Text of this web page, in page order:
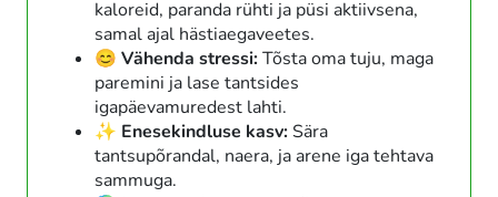
kaloreid, paranda rühti ja püsi aktiivsena,
samal ajal hästiaegaveetes.
😊 Vähenda stressi:Tõsta oma tuju, maga
paremini ja lase tantsides
igapäevamuredest lahti.
✨ Enesekindluse kasv:Sära
tantsupõrandal, naera, ja arene iga tehtava
sammuga.